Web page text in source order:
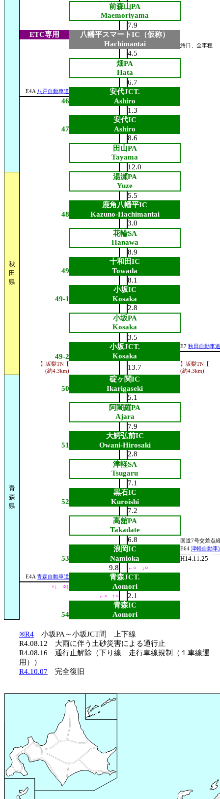
前森山PA
Maemoriyama
7.9
ETC専用
八幡平スマートIC（仮称）
Hachimantai
終日、全車種
4.5
畑PA
Hata
6.7
E4A 八戸自動車道
安代JCT.
46
Ashiro
1.3
安代IC
47
Ashiro
8.6
田山PA
Tayama
12.0
秋
田
県
湯瀬PA
Yuze
5.5
鹿角八幡平IC
48
Kazuno-Hachimantai
3.0
花輪SA
Hanawa
8.9
十和田IC
49
Towada
8.1
小坂IC
49-1
Kosaka
2.8
小坂PA
Kosaka
3.5
小坂JCT.
E7 秋田自動車道
49-2 Kosaka
】坂梨TN【
(約4.3km)
13.7
】坂梨TN【
(約4.3km)
青
森
県
碇ヶ関IC
50
Ikarigaseki
5.1
阿闍羅PA
Ajara
7.9
大鰐弘前IC
51
Owani-Hirosaki
2.8
津軽SA
Tsugaru
7.1
黒石IC
52
Kuroishi
7.2
高舘PA
Takadate
6.8
国道7号交差点
浪岡IC E64 津軽自動車
53 Namioka H14.11.25
9.8
←○ ↓○
E4A 青森自動車道 青森JCT.
×↓ ○↑ Aomori
←× ↑○
2.1
青森IC
54
Aomori
※R4 小坂PA～小坂JCT間 上下線
R4.08.12 大雨に伴う土砂災害による通行止
R4.08.16 通行止解除（下り線 走行車線規制（１車線運
用））
R4.10.07 完全復旧